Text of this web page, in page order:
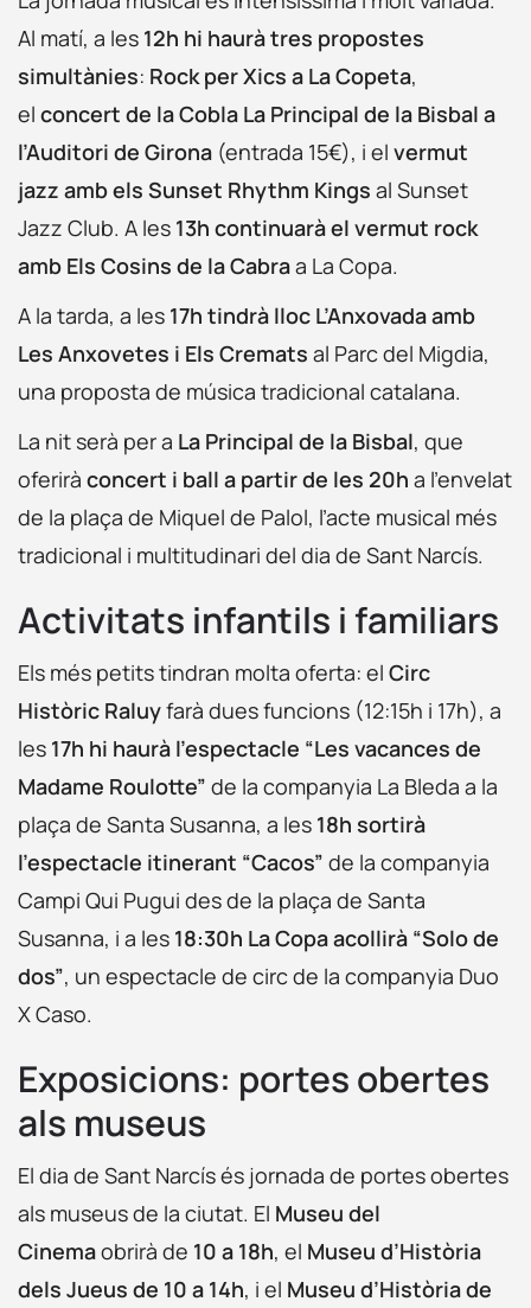
Al matí, a les 12h hi haurà tres propostes
simultànies: Rock per Xics a La Copeta,
el concert de la Cobla La Principal de la Bisbal a
l’Auditori de Girona (entrada 15€), i el vermut
jazz amb els Sunset Rhythm Kings al Sunset
Jazz Club. A les 13h continuarà el vermut rock
amb Els Cosins de la Cabraa La Copa.
A la tarda, a les 17h tindrà lloc L’Anxovada amb
Les Anxovetes i Els Cremats al Parc del Migdia,
una proposta de música tradicional catalana.
La nit serà per a La Principal de la Bisbal, que
oferirà concert i ball a partir de les 20h a l’envelat
de la plaça de Miquel de Palol, l’acte musical més
tradicional i multitudinari del dia de Sant Narcís.
Activitats infantils i familiars
Els més petits tindran molta oferta: el Circ
Històric Raluyfarà dues funcions (12:15h i 17h), a
les 17h hi haurà l’espectacle “Les vacances de
Madame Roulotte” de la companyia La Bleda a la
plaça de Santa Susanna, a les 18h sortirà
l’espectacle itinerant “Cacos” de la companyia
Campi Qui Pugui des de la plaça de Santa
Susanna, i a les 18:30h La Copa acollirà “Solo de
dos”, un espectacle de circ de la companyia Duo
X Caso.
Exposicions: portes obertes
als museus
El dia de Sant Narcís és jornada de portes obertes
als museus de la ciutat. El Museu del
Cinemaobrirà de 10 a 18h, el Museu d’Història
dels Jueus de 10 a 14h, i el Museu d’Història de